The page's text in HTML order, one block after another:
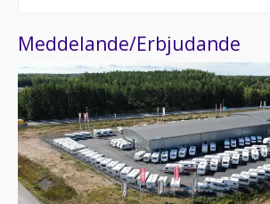
Meddelande/Erbjudande